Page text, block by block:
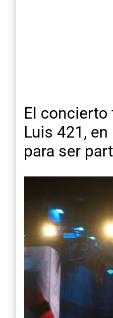
El concierto
Luis 421,
para ser